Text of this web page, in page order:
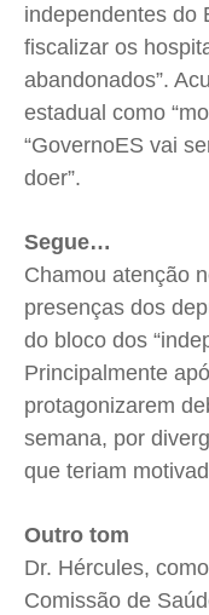
independentes do
fiscalizar os
abandonados”.
estadual como
“GovernoES vai
doer”.
Segue…
Chamou atenção
presenças dos
do bloco dos
Principalmente
protagonizarem
semana, por
que teriam
Outro tom
Dr. Hércules,
Comissão de